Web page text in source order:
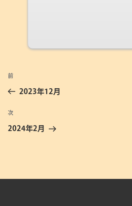
ビ
ゲ
ン
前
の
稿
前
2023年12月
次
の
次
2024年2月